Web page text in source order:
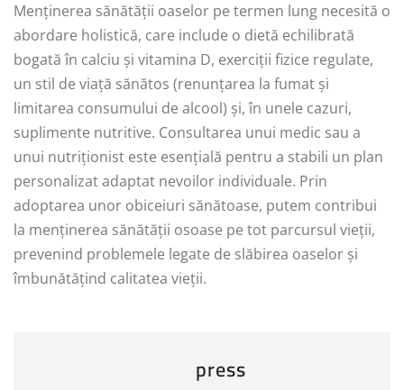
Menținerea sănătății oaselor pe termen lung necesită o
abordare holistică, care include o dietă echilibrată
bogată în calciu și vitamina D, exerciții fizice regulate,
un stil de viață sănătos (renunțarea la fumat și
limitarea consumului de alcool) și, în unele cazuri,
suplimente nutritive. Consultarea unui medic sau a
unui nutriționist este esențială pentru a stabili un plan
personalizat adaptat nevoilor individuale. Prin
adoptarea unor obiceiuri sănătoase, putem contribui
la menținerea sănătății osoase pe tot parcursul vieții,
prevenind problemele legate de slăbirea oaselor și
îmbunătățind calitatea vieții.
press